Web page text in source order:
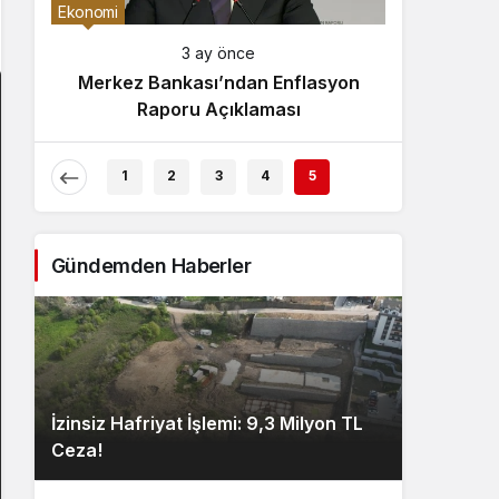
Gece Modu
Gece modunu seçin.
Sistem Modu
Sistem modunu seçin.
Ekonomi
3 ay önce
Merkez Bankası’ndan Enflasyon
Raporu Açıklaması
1 2 3 4 5
Gündemden Haberler
İzinsiz Hafriyat İşlemi: 9,3 Milyon TL
Ceza!